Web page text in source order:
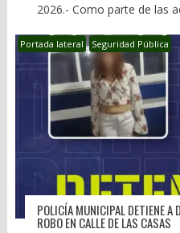
2026.- Como parte de las
Portada lateral Seguridad Pública
POLICÍA MUNICIPAL DETIENE A
ROBO EN CALLE DE LAS CASAS